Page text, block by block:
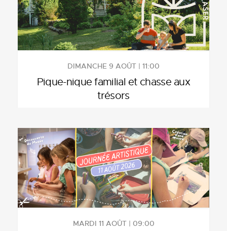
DIMANCHE 9 AOÛT | 11:00
Pique-nique familial et chasse aux
trésors
MARDI 11 AOÛT | 09:00